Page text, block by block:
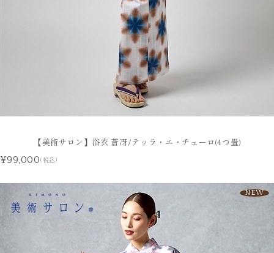
【美術サロン】浴衣 蒼冴/テッラ・エ・チェーロ(4つ畳)
¥99,000(税込)
NEW